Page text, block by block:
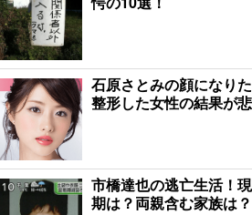
石原さとみの顔になり
整形した女性の結果が
市橋達也の逃亡生活！
期は？両親含む家族は？